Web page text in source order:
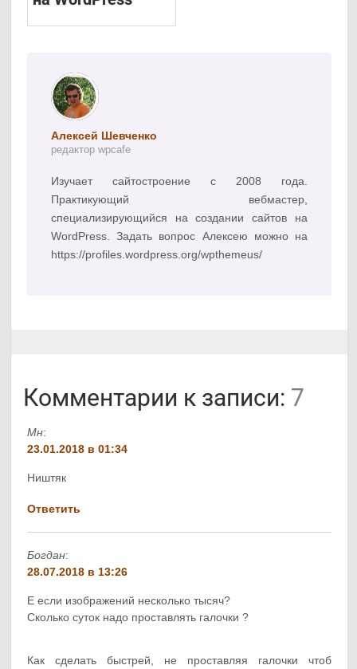
Алексей Шевченко
редактор wpcafe
Изучает сайтостроение с 2008 года.
Практикующий вебмастер,
специализирующийся на создании сайтов на
WordPress. Задать вопрос Алексею можно на
https://profiles.wordpress.org/wpthemeus/
Комментарии к записи: 7
Мн:
23.01.2018 в 01:34
Ништяк
Ответить
Богдан:
28.07.2018 в 13:26
Е если изображений несколько тысяч?
Сколько суток надо проставлять галочки ?
Как сделать быстрей, не проставляя галочки чтоб